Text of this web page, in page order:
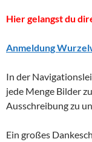
Hier gelangst du
Anmeldung
In der
jede Menge Bilder
Ausschreibung zu
Ein großes